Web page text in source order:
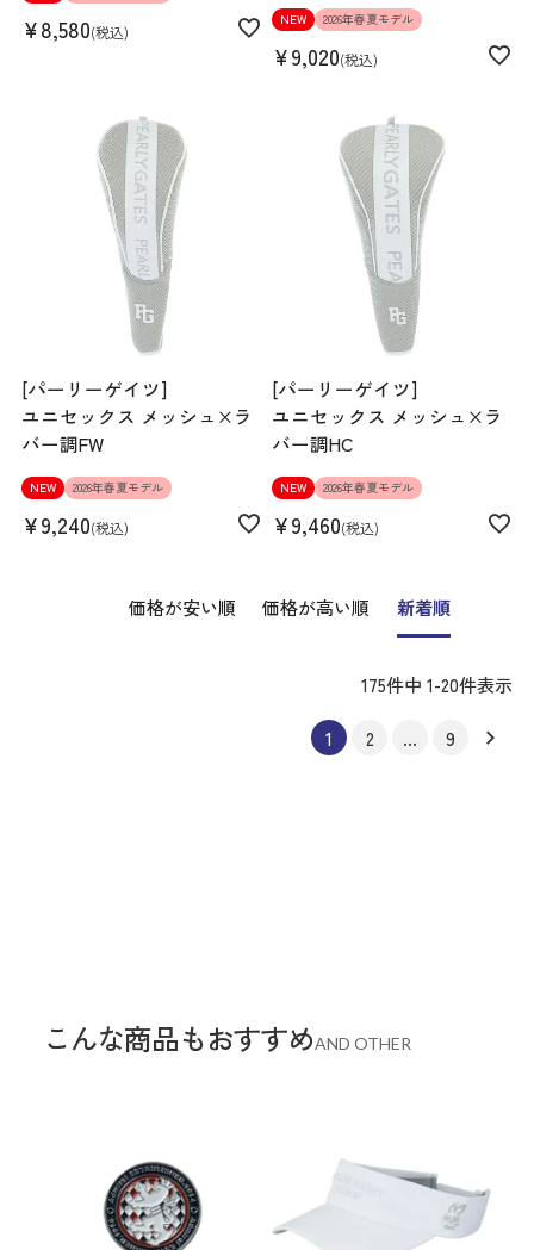
¥8,580 税込
NEW 2026年春夏モデル
¥9,020 税込
[パーリーゲイツ]
ユニセックス メッシュ×ラ
バー調FW
NEW 2026年春夏モデル
¥9,240 税込
[パーリーゲイツ]
ユニセックス メッシュ×ラ
バー調HC
NEW 2026年春夏モデル
¥9,460 税込
価格が安い順 価格が高い順 新着順
175件中 1-20件表示
1 2 … 9
こんな商品もおすすめAND OTHER